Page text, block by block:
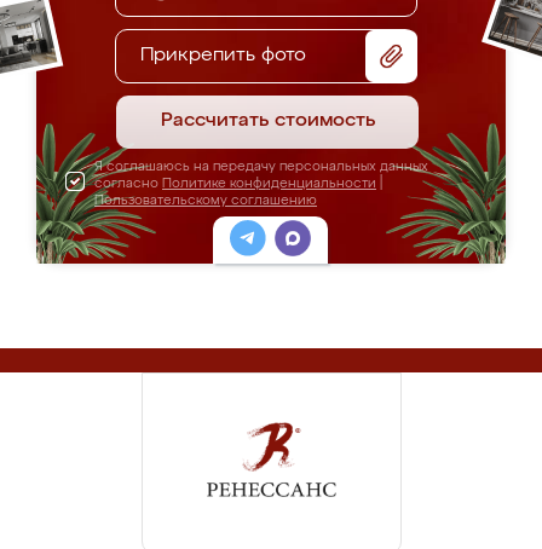
Прикрепить фото
Рассчитать стоимость
Я соглашаюсь на передачу персональных данных
согласно Политике конфиденциальности
Пользовательскому соглашению